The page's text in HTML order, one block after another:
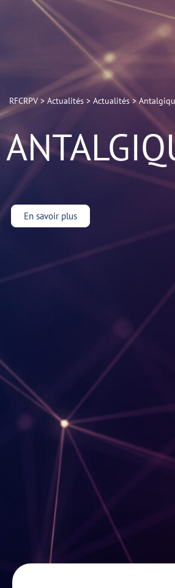
RFCRPV> Actualités> Actualités>
En savoir plus